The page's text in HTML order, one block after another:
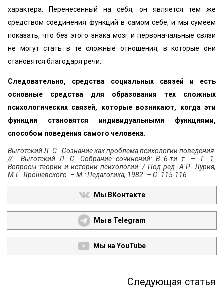
характера. Перенесенный на себя, он является тем же
средством соединения функций в самом себе, и мы сумеем
показать, что без этого знака мозг и первоначальные связи
не могут стать в те сложные отношения, в которые они
становятся благодаря речи.
Следовательно, средства социальных связей и есть
основные средства для образования тех сложных
психологических связей, которые возникают, когда эти
функции становятся индивидуальными функциями,
способом поведения самого человека.
Выготский Л. С. Сознание как проблема психологии поведения.
// Выготский Л. С. Собрание сочинений: В 6-ти т. — Т. 1.
Вопросы теории и истории психологии. / Под ред. А.Р. Лурия,
М.Г. Ярошевского. – М.: Педагогика, 1982. – С. 115-116.
Мы ВКонтакте
Мы в Telegram
Мы на YouTube
Следующая статья